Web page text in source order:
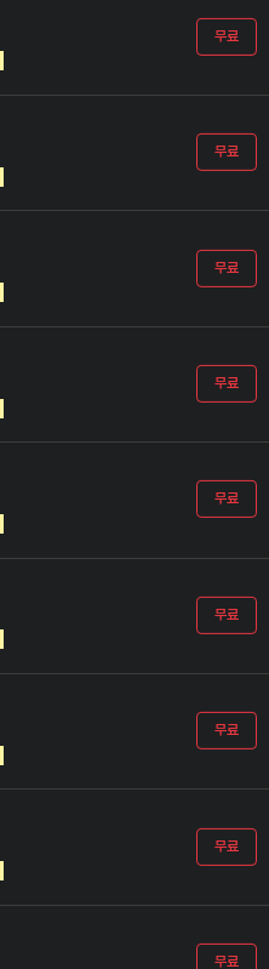
무료
무료
무료
무료
무료
무료
무료
무료
무료